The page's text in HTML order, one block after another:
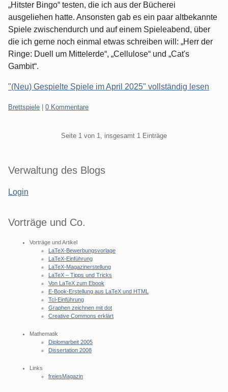
„Hitster Bingo“ testen, die ich aus der Bücherei
ausgeliehen hatte. Ansonsten gab es ein paar altbekannte
Spiele zwischendurch und auf einem Spieleabend, über
die ich gerne noch einmal etwas schreiben will: „Herr der
Ringe: Duell um Mittelerde“, „Cellulose“ und „Cat's
Gambit“.
"(Neu) Gespielte Spiele im April 2025" vollständig lesen
Kategorien:
Brettspiele 0 Kommentare
Seite 1 von 1, insgesamt 1 Einträge
Seitenleiste
Verwaltung des Blogs
Login
Vorträge und Co.
Vorträge und Artikel
LaTeX-Bewerbungsvorlage
LaTeX-Einführung
LaTeX-Magazinerstellung
LaTeX – Tipps und Tricks
Von LaTeX zum Ebook
E-Book-Erstellung aus LaTeX und HTML
Tcl-Einführung
Graphen zeichnen mit dot
Creative Commons erklärt
Mathematik
Diplomarbeit 2005
Dissertation 2008
Links
freiesMagazin